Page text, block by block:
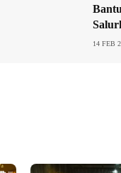
14 FEB